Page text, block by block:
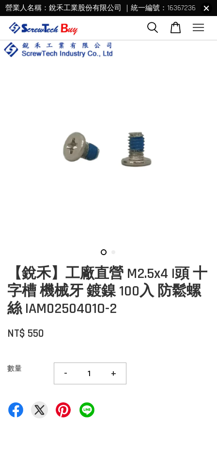
營業人名稱：銳禾工業股份有限公司 ｜統一編號：16367236
【銳禾】工廠直營 M2.5x4 I頭 十
字槽 機械牙 鍍鎳 100入 防鬆螺
絲 IAM0250401O-2
NT$ 550
數量 - +